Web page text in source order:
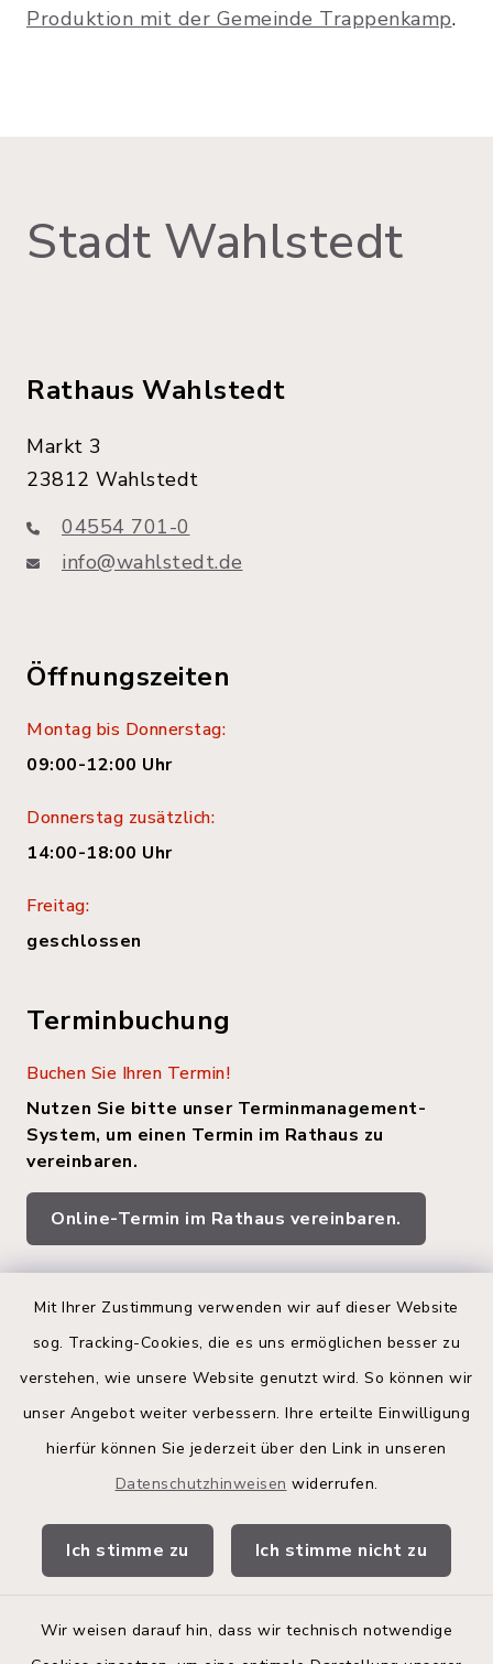
Mit Ihrer Zustimmung verwenden wir auf dieser Website
sog. Tracking-Cookies, die es uns ermöglichen besser zu
verstehen, wie unsere Website genutzt wird. So können wir
unser Angebot weiter verbessern. Ihre erteilte Einwilligung
hierfür können Sie jederzeit über den Link in unseren
Datenschutzhinweisen widerrufen.
Ich stimme zu Ich stimme nicht zu
Wir weisen darauf hin, dass wir technisch notwendige
Produktion mit der Gemeinde Trappenkamp.
Stadt Wahlstedt
Rathaus Wahlstedt
Markt 3
23812 Wahlstedt
04554 701-0
info@wahlstedt.de
Öffnungszeiten
Montag bis Donnerstag:
09:00-12:00 Uhr
Donnerstag zusätzlich:
14:00-18:00 Uhr
Freitag:
geschlossen
Terminbuchung
Buchen Sie Ihren Termin!
Nutzen Sie bitte unser Terminmanagement-
System, um einen Termin im Rathaus zu
vereinbaren.
Online-Termin im Rathaus vereinbaren.
Quicklinks
Land Schleswig-Holstein
Kita-Portal
Bürgerinformationsbroschüre